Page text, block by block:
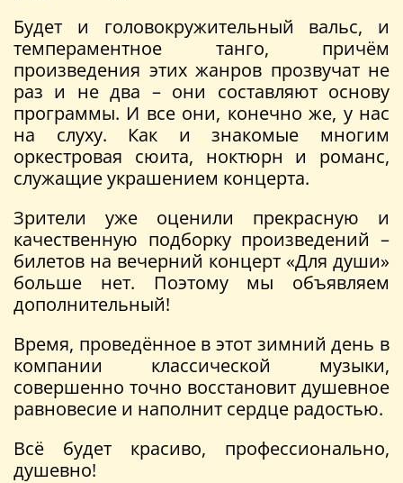
Будет и головокружительный вальс, и
темпераментное танго, причём
произведения этих жанров прозвучат не
раз и не два – они составляют основу
программы. И все они, конечно же, у нас
на слуху. Как и знакомые многим
оркестровая сюита, ноктюрн и романс,
служащие украшением концерта.
Зрители уже оценили прекрасную и
качественную подборку произведений –
билетов на вечерний концерт «Для души»
больше нет. Поэтому мы объявляем
дополнительный!
Время, проведённое в этот зимний день в
компании классической музыки,
совершенно точно восстановит душевное
равновесие и наполнит сердце радостью.
Всё будет красиво, профессионально,
душевно!